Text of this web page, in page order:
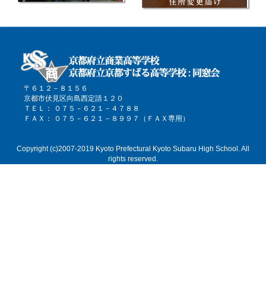
〒６１２－８１５６
京都市伏見区向島西定請１２０
ＴＥＬ： ０７５－６２１－４７８８
ＦＡＸ： ０７５－６２１－８９９７（ＦＡＸ専用）
Copyright (c)2007-2019 Kyoto Prefectural Kyoto Subaru High School. All
rights reserved.